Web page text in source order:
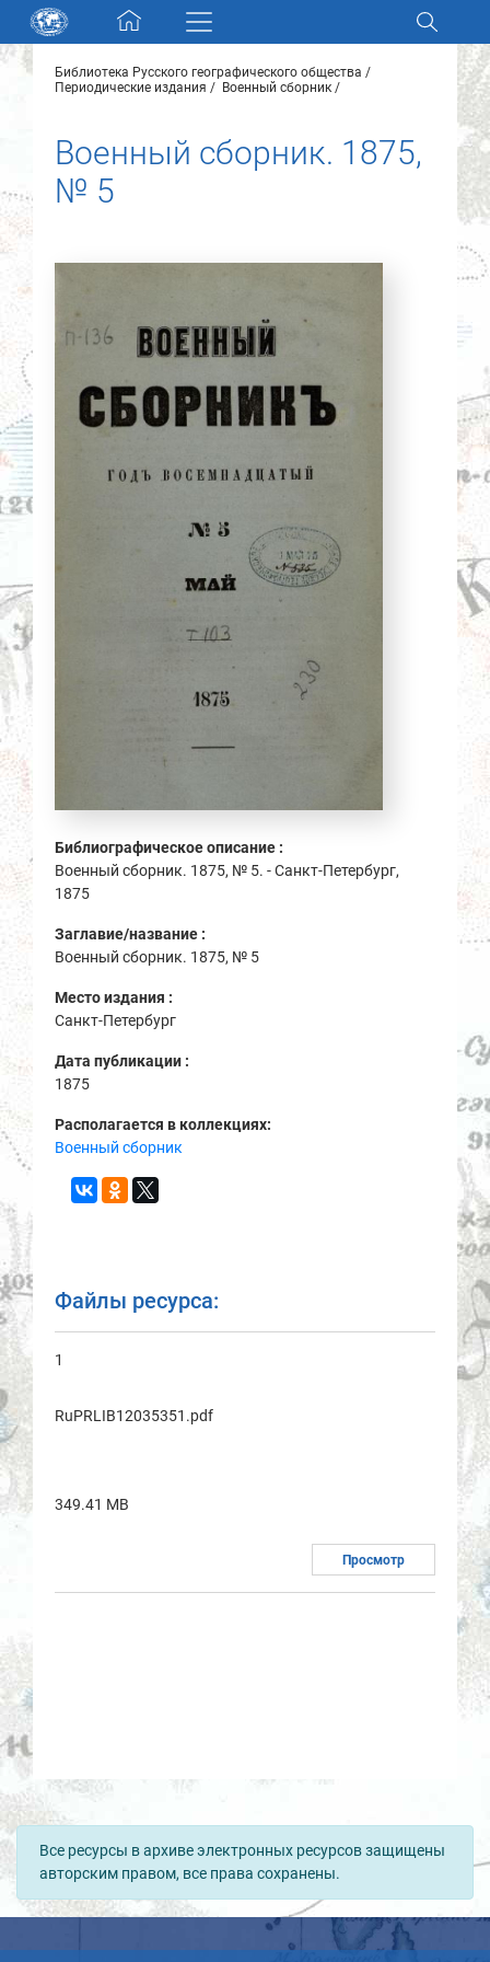
Skip navigation
Разделы и коллекции
Электронный каталог
Новости
О нас
Контакты
Партнеры
Найти
Библиотека Русского географического общества
Периодические издания
Военный сборник
Военный сборник. 1875,
№ 5
Библиографическое описание :
Военный сборник. 1875, № 5. - Санкт-Петербург,
1875
Заглавие/название :
Военный сборник. 1875, № 5
Место издания :
Санкт-Петербург
Дата публикации :
1875
Располагается в коллекциях:
Военный сборник
Файлы ресурса:
1
RuPRLIB12035351.pdf
349.41 MB
Просмотр
Все ресурсы в архиве электронных ресурсов защищены
авторским правом, все права сохранены.